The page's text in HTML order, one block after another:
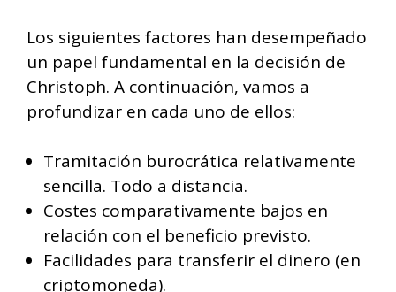
Los siguientes factores han desempeñado
un papel fundamental en la decisión de
Christoph. A continuación, vamos a
profundizar en cada uno de ellos:
Tramitación burocrática relativamente
sencilla. Todo a distancia.
Costes comparativamente bajos en
relación con el beneficio previsto.
Facilidades para transferir el dinero (en
criptomoneda).